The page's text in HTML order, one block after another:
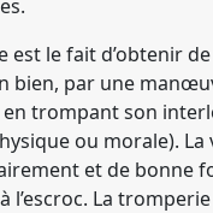
est le fait d’obtenir
bien, par une
trompant son
ou morale).
et de bonne
l’escroc. La